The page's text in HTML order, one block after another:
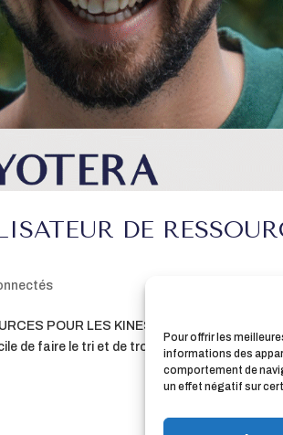
Pour offrir les
informations des
comportement de
un effet négatif sur
DE
POUR LES KINES Quasiment toutes
de faire le tri et de trouver l’information